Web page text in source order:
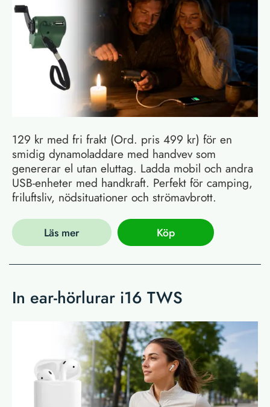
129 kr med fri frakt (Ord. pris 499 kr) för en
smidig dynamoladdare med handvev som
genererar el utan eluttag. Ladda mobil och andra
USB-enheter med handkraft. Perfekt för camping,
friluftsliv, nödsituationer och strömavbrott.
Läs mer Köp
In ear-hörlurar i16 TWS